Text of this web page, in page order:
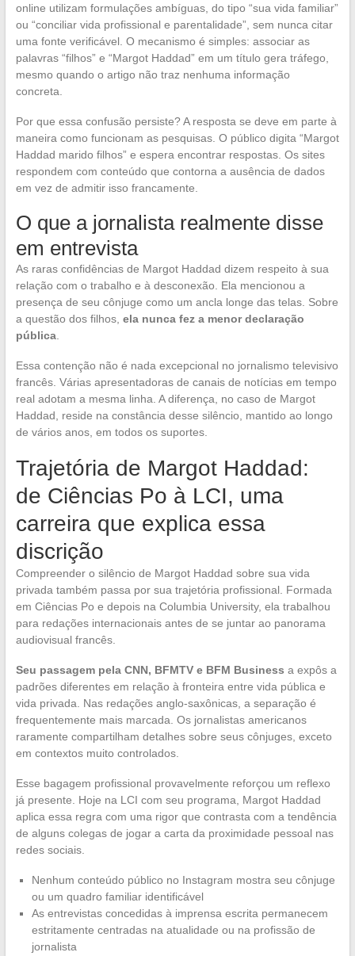
online utilizam formulações ambíguas, do tipo “sua vida familiar”
ou “conciliar vida profissional e parentalidade”, sem nunca citar
uma fonte verificável. O mecanismo é simples: associar as
palavras “filhos” e “Margot Haddad” em um título gera tráfego,
mesmo quando o artigo não traz nenhuma informação
concreta.
Por que essa confusão persiste? A resposta se deve em parte à
maneira como funcionam as pesquisas. O público digita “Margot
Haddad marido filhos” e espera encontrar respostas. Os sites
respondem com conteúdo que contorna a ausência de dados
em vez de admitir isso francamente.
O que a jornalista realmente disse
em entrevista
As raras confidências de Margot Haddad dizem respeito à sua
relação com o trabalho e à desconexão. Ela mencionou a
presença de seu cônjuge como um ancla longe das telas. Sobre
a questão dos filhos, ela nunca fez a menor declaração
pública.
Essa contenção não é nada excepcional no jornalismo televisivo
francês. Várias apresentadoras de canais de notícias em tempo
real adotam a mesma linha. A diferença, no caso de Margot
Haddad, reside na constância desse silêncio, mantido ao longo
de vários anos, em todos os suportes.
Trajetória de Margot Haddad:
de Ciências Po à LCI, uma
carreira que explica essa
discrição
Compreender o silêncio de Margot Haddad sobre sua vida
privada também passa por sua trajetória profissional. Formada
em Ciências Po e depois na Columbia University, ela trabalhou
para redações internacionais antes de se juntar ao panorama
audiovisual francês.
Seu passagem pela CNN, BFMTV e BFM Business a expôs a
padrões diferentes em relação à fronteira entre vida pública e
vida privada. Nas redações anglo-saxônicas, a separação é
frequentemente mais marcada. Os jornalistas americanos
raramente compartilham detalhes sobre seus cônjuges, exceto
em contextos muito controlados.
Esse bagagem profissional provavelmente reforçou um reflexo
já presente. Hoje na LCI com seu programa, Margot Haddad
aplica essa regra com uma rigor que contrasta com a tendência
de alguns colegas de jogar a carta da proximidade pessoal nas
redes sociais.
Nenhum conteúdo público no Instagram mostra seu cônjuge
ou um quadro familiar identificável
As entrevistas concedidas à imprensa escrita permanecem
estritamente centradas na atualidade ou na profissão de
jornalista